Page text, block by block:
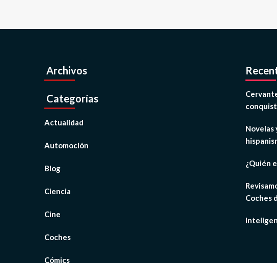
Archivos
Categorías
Actualidad
Automoción
Blog
Ciencia
Cine
Coches
Cómics
Novelas
¿Quién
Coches